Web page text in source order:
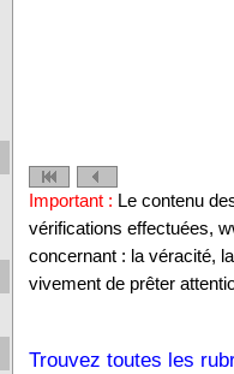
Important : Le contenu
vérifications effectuées,
concernant : la véracité,
vivement de prêter
Trouvez toutes les